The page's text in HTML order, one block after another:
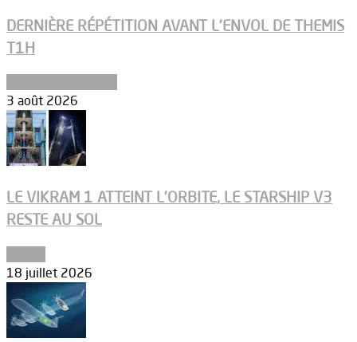
DERNIÈRE RÉPÉTITION AVANT L’ENVOL DE THEMIS
T1H
3 août 2026
LE VIKRAM 1 ATTEINT L’ORBITE, LE STARSHIP V3
RESTE AU SOL
18 juillet 2026